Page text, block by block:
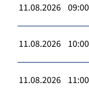
11.08.2026
11.08.2026
11.08.2026